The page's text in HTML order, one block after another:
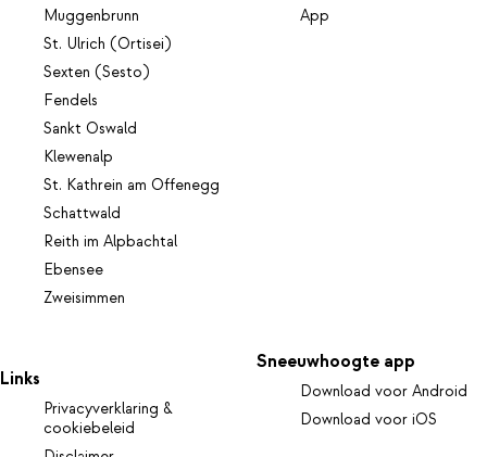
Muggenbrunn
St. Ulrich (Ortisei)
Sexten (Sesto)
Fendels
Sankt Oswald
Klewenalp
St. Kathrein am Offenegg
Schattwald
Reith im Alpbachtal
Ebensee
Zweisimmen
App
Links
Privacyverklaring &
cookiebeleid
Sneeuwhoogte app
Download voor Android
Download voor iOS